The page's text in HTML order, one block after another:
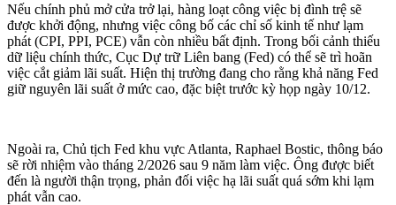
Nếu chính phủ mở cửa trở lại, hàng loạt công việc bị đình trệ sẽ
được khởi động, nhưng việc công bố các chỉ số kinh tế như lạm
phát (CPI, PPI, PCE) vẫn còn nhiều bất định. Trong bối cảnh thiếu
dữ liệu chính thức, Cục Dự trữ Liên bang (Fed) có thể sẽ trì hoãn
việc cắt giảm lãi suất. Hiện thị trường đang cho rằng khả năng Fed
giữ nguyên lãi suất ở mức cao, đặc biệt trước kỳ họp ngày 10/12.
Ngoài ra, Chủ tịch Fed khu vực Atlanta, Raphael Bostic, thông báo
sẽ rời nhiệm vào tháng 2/2026 sau 9 năm làm việc. Ông được biết
đến là người thận trọng, phản đối việc hạ lãi suất quá sớm khi lạm
phát vẫn cao.